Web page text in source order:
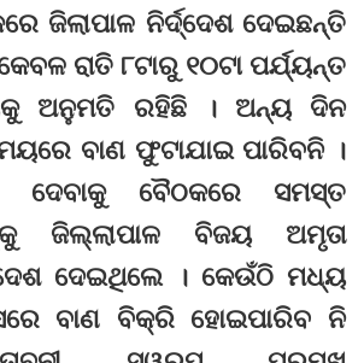
ଜିଲାପାଳ ନିର୍ଦ୍ଦେଶ ଦେଇଛନ୍ତି
ରାତି ୮ଟାରୁ ୧୦ଟା ପର୍ଯ୍ୟନ୍ତ
ଅନୁମତି ରହିଛି । ଅନ୍ୟ ଦିନ
ବାଣ ଫୁଟାଯାଇ ପାରିବନି ।
ଦେବାକୁ ବୈଠକରେ ସମସ୍ତ
ଜିଲ୍ଲାପାଳ ବିଜୟ ଅମୃତା
ଦେଇଥିଲେ । କେଉଁଠି ମଧ୍ୟ
ବାଣ ବିକ୍ରି ହୋଇପାରିବ ନି